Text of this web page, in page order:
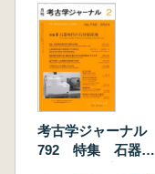
楽博己・藤尾
篠田謙一・神澤
鳥取県青谷上
と社会的環境
とづく考古学
古墳時代の親
DNAから探る
更津市諏訪谷
考古学ジャーナル
792 特集 石器時